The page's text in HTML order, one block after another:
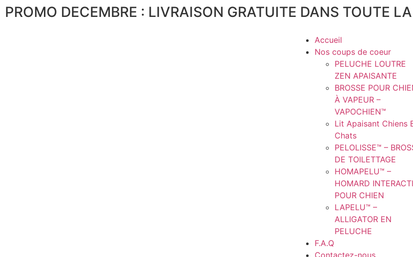
PROMO DECEMBRE : LIVRAISON GRATUITE DANS TOUTE
Accueil
Nos coups de coeur
PELUCHE LOUTRE
ZEN APAISANTE
BROSSE POUR
À VAPEUR –
VAPOCHIEN™
Lit Apaisant Chiens
Chats
PELOLISSE™ –
DE TOILETTAGE
HOMAPELU™ –
HOMARD
POUR CHIEN
LAPELU™ –
ALLIGATOR EN
PELUCHE
F.A.Q
Contactez-nous